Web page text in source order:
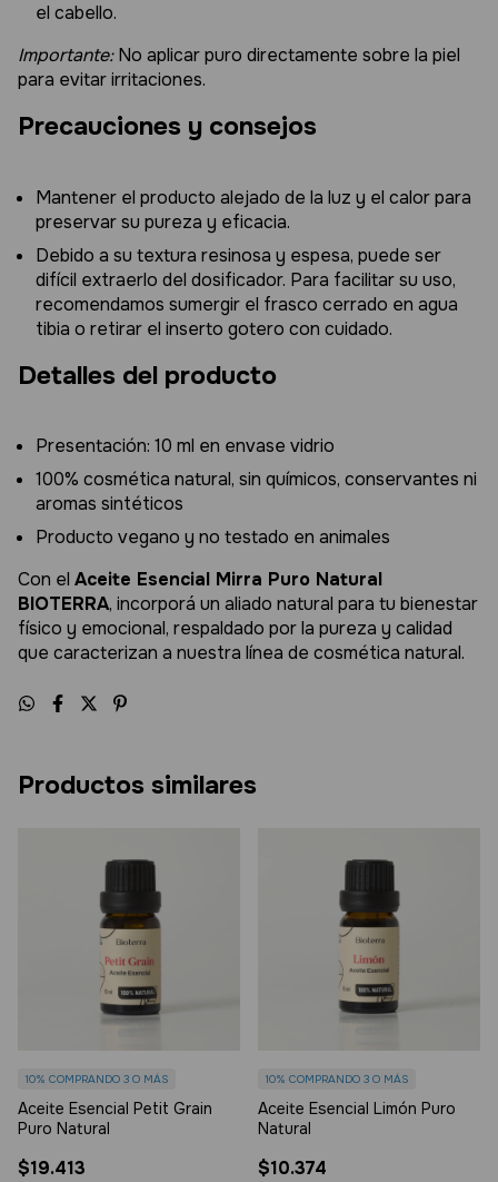
el cabello.
Importante:No aplicar puro directamente sobre la piel
para evitar irritaciones.
Precauciones y consejos
Mantener el producto alejado de la luz y el calor para
preservar su pureza y eficacia.
Debido a su textura resinosa y espesa, puede ser
difícil extraerlo del dosificador. Para facilitar su uso,
recomendamos sumergir el frasco cerrado en agua
tibia o retirar el inserto gotero con cuidado.
Detalles del producto
Presentación: 10 ml en envase vidrio
100% cosmética natural, sin químicos, conservantes ni
aromas sintéticos
Producto vegano y no testado en animales
Con el Aceite Esencial Mirra Puro Natural
BIOTERRA, incorporá un aliado natural para tu bienestar
físico y emocional, respaldado por la pureza y calidad
que caracterizan a nuestra línea de cosmética natural.
Productos similares
Aceite Esencial Petit Grain
Puro Natural
$19.413
10% COMPRANDO 3 O MÁS
Aceite Esencial Limón Puro
Natural
$10.374
10% COMPRANDO 3 O MÁS